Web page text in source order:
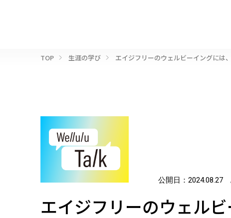
TOP 生涯の学び エイジフリーのウェルビーイングには
公開日：2024.08.27
エイジフリーのウェル